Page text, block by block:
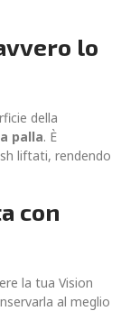
lo
della
palla. È
liftati, rendendo
con
la tua Vision
al meglio